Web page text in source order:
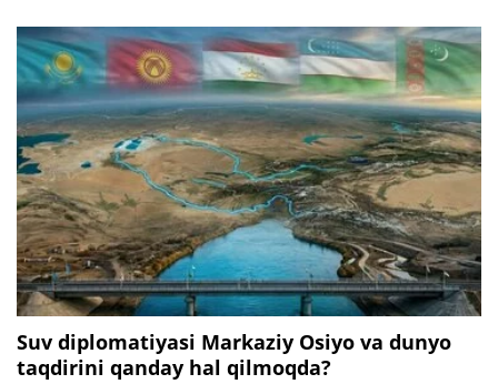
Suv diplomatiyasi Markaziy Osiyo va dunyo
taqdirini qanday hal qilmoqda?